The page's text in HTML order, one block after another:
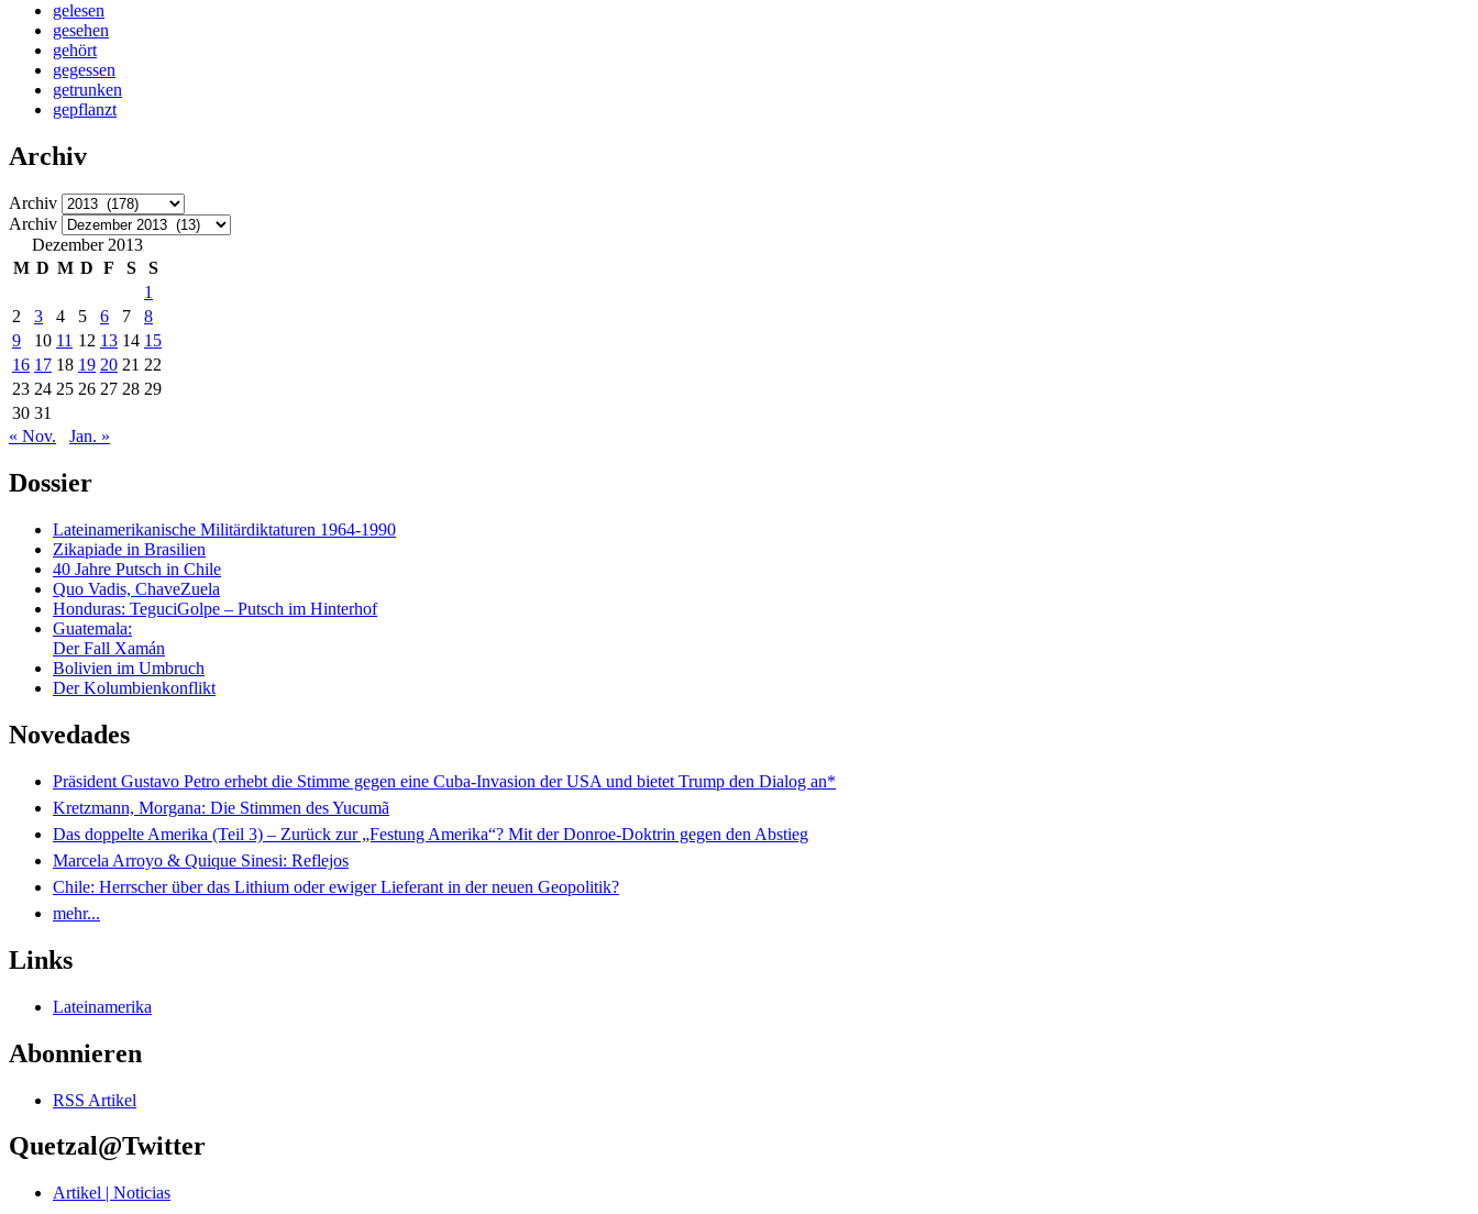
gelesen
gesehen
gehört
gegessen
getrunken
gepflanzt
Archiv
Archiv
Archiv
Dezember 2013
M D M D F S
S
1
2
3 4 5 6 7
8
9
10 11 12 13 14 15
16 17 18 19 20 21 22
23 24 25 26 27 28 29
30 31
« Nov.
Jan. »
Dossier
Lateinamerikanische Militärdiktaturen 1964-1990
Zikapiade in Brasilien
40 Jahre Putsch in Chile
Quo Vadis, ChaveZuela
Honduras: TeguciGolpe – Putsch im Hinterhof
Guatemala:
Der Fall Xamán
Bolivien im Umbruch
Der Kolumbienkonflikt
Novedades
Präsident Gustavo Petro erhebt die Stimme gegen eine Cuba-Invasion der USA und bietet Trump den Dialog an*
Kretzmann, Morgana: Die Stimmen des Yucumã
Das doppelte Amerika (Teil 3) – Zurück zur „Festung Amerika“? Mit der Donroe-Doktrin gegen den Abstieg
Marcela Arroyo & Quique Sinesi: Reflejos
Chile: Herrscher über das Lithium oder ewiger Lieferant in der neuen Geopolitik?
mehr...
Links
Lateinamerika
Abonnieren
RSS Artikel
Quetzal@Twitter
Artikel | Noticias